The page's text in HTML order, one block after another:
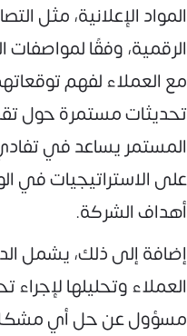
المواد الإعلانية، مثل
الرقمية، وفقًا لمواصفات
مع العملاء لفهم
تحديثات مستمرة حول
المستمر يساعد في
على الاستراتيجيات في
أهداف الشركة.
إضافة إلى ذلك، يشمل
العملاء وتحليلها
مسؤول عن حل أي